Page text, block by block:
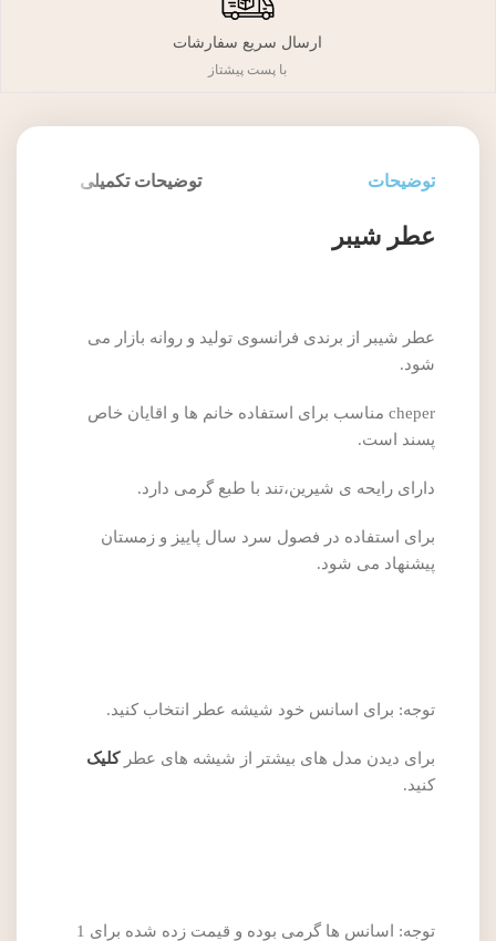
ارسال سریع سفارشات
با پست پیشتاز
توضیحات توضیحات تکمیلی
عطر شیبر
عطر شیبر از برندی فرانسوی تولید و روانه بازار می
شود.
cheper مناسب برای استفاده خانم ها و اقایان خاص
پسند است.
دارای رایحه ی شیرین،تند با طبع گرمی دارد.
برای استفاده در فصول سرد سال پاییز و زمستان
پیشنهاد می شود.
توجه: برای اسانس خود شیشه عطر انتخاب کنید.
برای دیدن مدل های بیشتر از شیشه های عطرکلیک
کنید.
توجه: اسانس ها گرمی بوده و قیمت زده شده برای 1